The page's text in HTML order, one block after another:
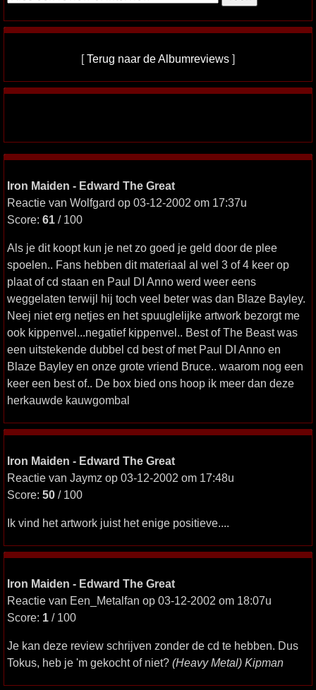
[Terug naar de Albumreviews ]
Iron Maiden - Edward The Great
Reactie van Wolfgard op 03-12-2002 om 17:37u
Score: 61 / 100
Als je dit koopt kun je net zo goed je geld door de plee
spoelen.. Fans hebben dit materiaal al wel 3 of 4 keer op
plaat of cd staan en Paul DI Anno werd weer eens
weggelaten terwijl hij toch veel beter was dan Blaze Bayley.
Neej niet erg netjes en het spuuglelijke artwork bezorgt me
ook kippenvel...negatief kippenvel.. Best of The Beast was
een uitstekende dubbel cd best of met Paul DI Anno en
Blaze Bayley en onze grote vriend Bruce.. waarom nog een
keer een best of.. De box bied ons hoop ik meer dan deze
herkauwde kauwgombal
Iron Maiden - Edward The Great
Reactie van Jaymz op 03-12-2002 om 17:48u
Score: 50 / 100
Ik vind het artwork juist het enige positieve....
Iron Maiden - Edward The Great
Reactie van Een_Metalfan op 03-12-2002 om 18:07u
Score: 1 / 100
Je kan deze review schrijven zonder de cd te hebben. Dus
Tokus, heb je 'm gekocht of niet? (Heavy Metal) Kipman